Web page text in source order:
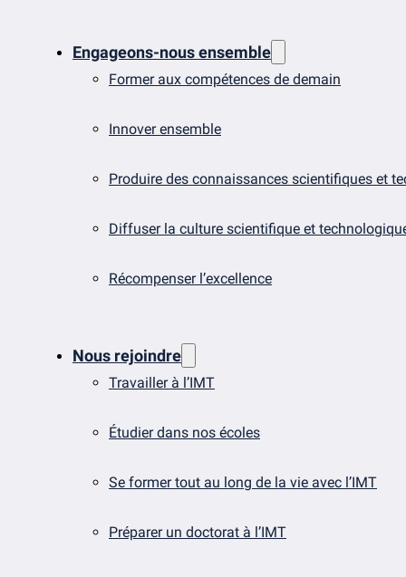
Engageons-nous ensemble
Former aux compétences de demain
Innover ensemble
Produire des connaissances scientifiques et
Diffuser la culture scientifique et
Récompenser l’excellence
Nous rejoindre
Travailler à l’IMT
Étudier dans nos écoles
Se former tout au long de la vie avec l’IMT
Préparer un doctorat à l’IMT